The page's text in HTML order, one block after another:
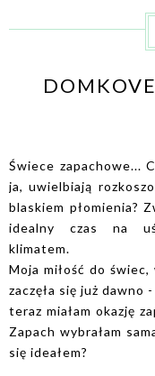
Świece zapachowe...
ja, uwielbiają
blaskiem płomienia?
idealny czas na
klimatem.
Moja miłość do
zaczęła się już
teraz miałam okazję
Zapach wybrałam
się ideałem?